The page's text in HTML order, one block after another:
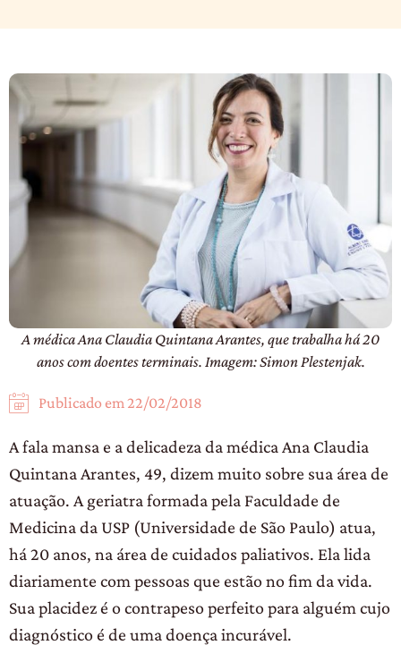
A médica Ana Claudia Quintana Arantes, que trabalha há 20
anos com doentes terminais. Imagem: Simon Plestenjak.
Publicado em 22/02/2018
A fala mansa e a delicadeza da médica Ana Claudia
Quintana Arantes, 49, dizem muito sobre sua área de
atuação. A geriatra formada pela Faculdade de
Medicina da USP (Universidade de São Paulo) atua,
há 20 anos, na área de cuidados paliativos. Ela lida
diariamente com pessoas que estão no fim da vida.
Sua placidez é o contrapeso perfeito para alguém cujo
diagnóstico é de uma doença incurável.